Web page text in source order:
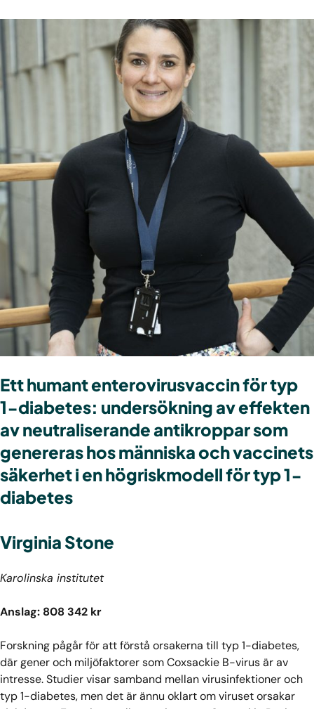
Ett humant enterovirusvaccin för typ
1-diabetes: undersökning av effekten
av neutraliserande antikroppar som
genereras hos människa och vaccinets
säkerhet i en högriskmodell för typ 1-
diabetes
Virginia Stone
Karolinska institutet
Anslag: 808 342 kr
Forskning pågår för att förstå orsakerna till typ 1-diabetes,
där gener och miljöfaktorer som Coxsackie B-virus är av
intresse. Studier visar samband mellan virusinfektioner och
typ 1-diabetes, men det är ännu oklart om viruset orsakar